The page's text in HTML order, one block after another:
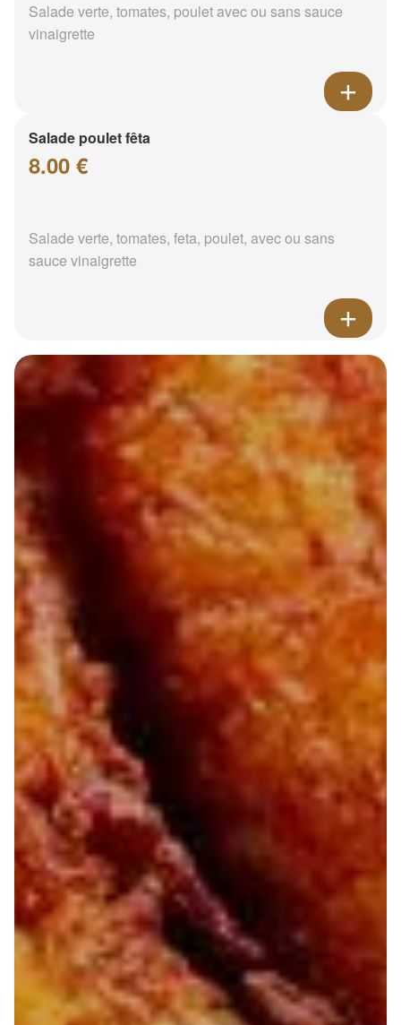
Salade verte, tomates, poulet avec ou sans sauce
vinaigrette
Salade poulet fêta
8.00 €
Salade verte, tomates, feta, poulet, avec ou sans
sauce vinaigrette